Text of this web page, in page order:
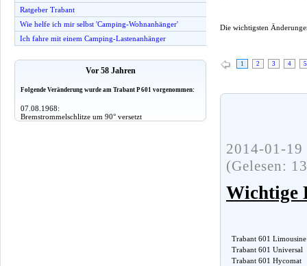
Ratgeber Trabant
Wie helfe ich mir selbst 'Camping-Wohnanhänger'
Ich fahre mit einem Camping-Lastenanhänger
Vor 58 Jahren
Folgende Veränderung wurde am Trabant P 601 vorgenommen:
07.08.1968:
Bremstrommelschlitze um 90° versetzt
Die wichtigsten
1 2 3 4 5
2014-01-
(Gelesen:
Wichtige
Trabant 601 Limousine
Trabant 601 Universal
Trabant 601 Hycomat